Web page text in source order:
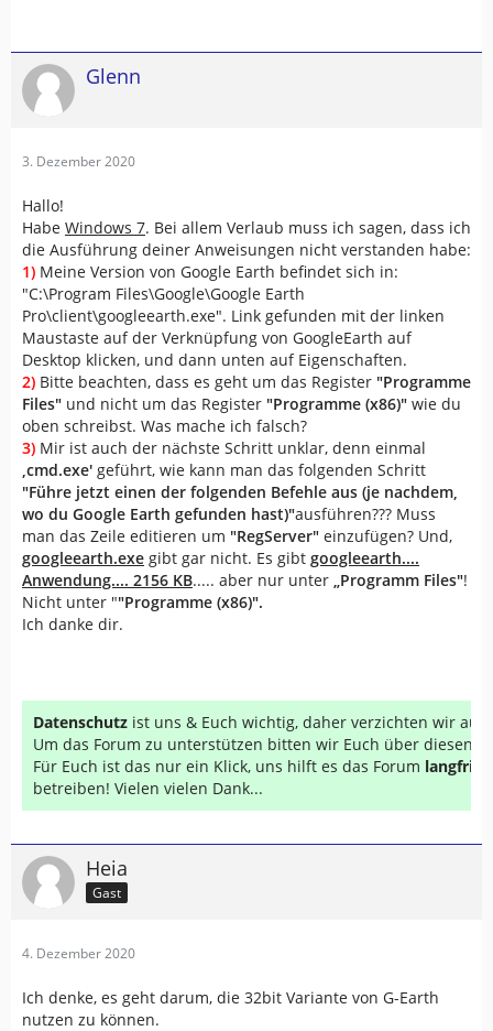
Glenn
3. Dezember 2020
Hallo!
Habe Windows 7. Bei allem Verlaub muss ich sagen, dass ich
die Ausführung deiner Anweisungen nicht verstanden habe:
1) Meine Version von Google Earth befindet sich in:
"C:\Program Files\Google\Google Earth
Pro\client\googleearth.exe". Link gefunden mit der linken
Maustaste auf der Verknüpfung von GoogleEarth auf
Desktop klicken, und dann unten auf Eigenschaften.
2) Bitte beachten, dass es geht um das Register "Programme
Files" und nicht um das Register "Programme (x86)" wie du
oben schreibst. Was mache ich falsch?
3) Mir ist auch der nächste Schritt unklar, denn einmal
,cmd.exe' geführt, wie kann man das folgenden Schritt
"Führe jetzt einen der folgenden Befehle aus (je nachdem,
wo du Google Earth gefunden hast)"ausführen??? Muss
man das Zeile editieren um "RegServer" einzufügen? Und,
googleearth.exe gibt gar nicht. Es gibt googleearth....
Anwendung.... 2156 KB..... aber nur unter „Programm Files"!
Nicht unter ""Programme (x86)".
Ich danke dir.
Datenschutz ist uns & Euch wichtig, daher verzichten wir auf
Um das Forum zu unterstützen bitten wir Euch über diesen
Für Euch ist das nur ein Klick, uns hilft es das Forum
betreiben! Vielen vielen Dank...
Heia
Gast
4. Dezember 2020
Ich denke, es geht darum, die 32bit Variante von G-Earth
nutzen zu können.